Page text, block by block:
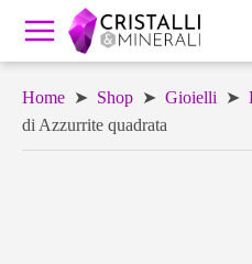
Home ➤ Shop ➤ Gioielli ➤
di Azzurrite quadrata